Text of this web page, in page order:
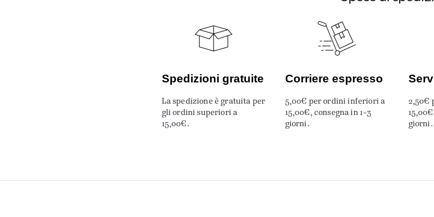
Spedizioni gratuite
La spedizione è gratuita per
gli ordini superiori a
15,00€.
Corriere espresso
5,00€ per ordini inferiori a
15,00€, consegna in 1-3
giorni.
2,50€
giorni.